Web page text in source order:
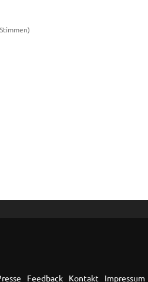
Stimmen)
Feedback Kontakt Impressum